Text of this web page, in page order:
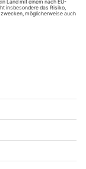
setzte das
Es war
blendet die
sich allein für
von Ute